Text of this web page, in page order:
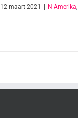
12 maart 2021 N-Amerika,